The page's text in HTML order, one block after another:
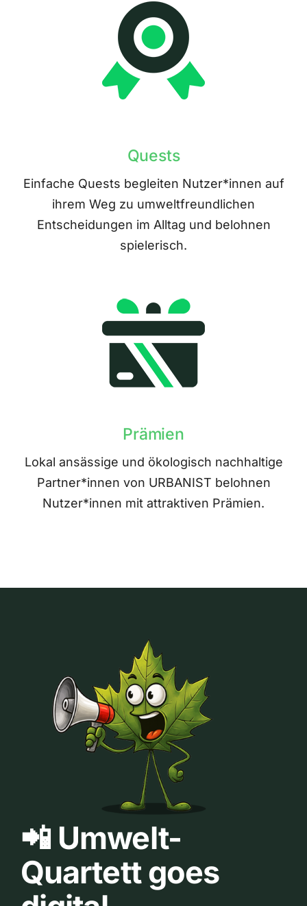
Quests
Einfache Quests begleiten Nutzer*innen auf
ihrem Weg zu umweltfreundlichen
Entscheidungen im Alltag und belohnen
spielerisch.
Prämien
Lokal ansässige und ökologisch nachhaltige
Partner*innen von URBANIST belohnen
Nutzer*innen mit attraktiven Prämien.
📲 Umwelt-
Quartett goes